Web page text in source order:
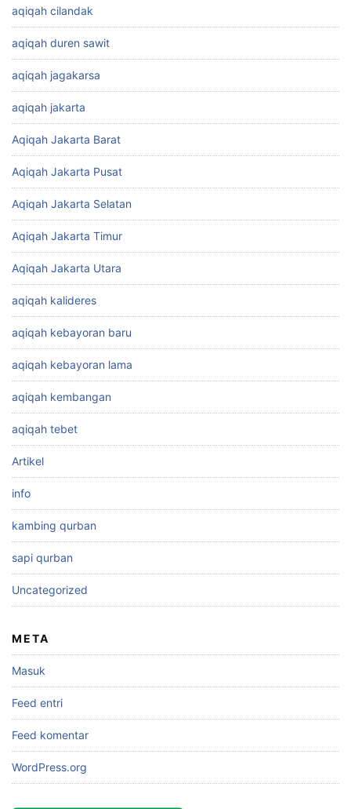
aqiqah cilandak
aqiqah duren sawit
aqiqah jagakarsa
aqiqah jakarta
Aqiqah Jakarta Barat
Aqiqah Jakarta Pusat
Aqiqah Jakarta Selatan
Aqiqah Jakarta Timur
Aqiqah Jakarta Utara
aqiqah kalideres
aqiqah kebayoran baru
aqiqah kebayoran lama
aqiqah kembangan
aqiqah tebet
Artikel
info
kambing qurban
sapi qurban
Uncategorized
META
Masuk
Feed entri
Feed komentar
WordPress.org